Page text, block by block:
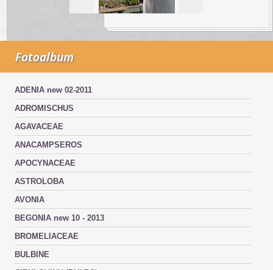
Fotoalbum
ADENIA new 02-2011
ADROMISCHUS
AGAVACEAE
ANACAMPSEROS
APOCYNACEAE
ASTROLOBA
AVONIA
BEGONIA new 10 - 2013
BROMELIACEAE
BULBINE